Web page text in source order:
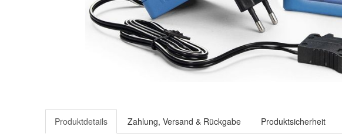
Produktdetails Zahlung, Versand & Rückgabe Produktsicherheit